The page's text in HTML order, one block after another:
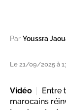
Par Youssra
Le 21/09/2025 à
Vidéo
Entre
marocains